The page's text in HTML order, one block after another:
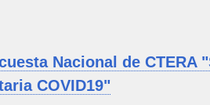
Nacional de
COVID19"